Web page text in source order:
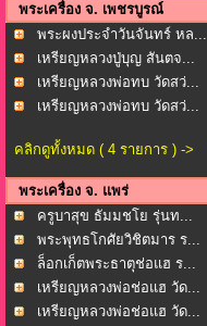
พระเครื่อง จ. เพชรบูรณ์
พระผงประจำวันจันทร์ หล...
เหรียญหลวงปู่บุญ สันตจ...
เหรียญหลวงพ่อทบ วัดสว่...
เหรียญหลวงพ่อทบ วัดสว่...
คลิกดูทั้งหมด ( 4 รายการ ) ->
พระเครื่อง จ. แพร่
ครูบาสุข ธัมมชโย รุ่นท...
พระพุทธโกศัยวิชิตมาร ร...
ล็อกเก็ตพระธาตุช่อแฮ ร...
เหรียญหลวงพ่อช่อแฮ วัด...
เหรียญหลวงพ่อช่อแฮ วัด...